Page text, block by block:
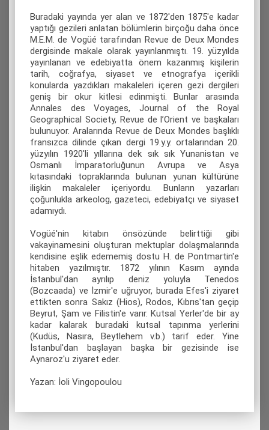
Buradaki yayında yer alan ve 1872'den 1875'e kadar
yaptığı gezileri anlatan bölümlerin birçoğu daha önce
M.E.M. de Vogüé tarafından Revue de Deux Mondes
dergisinde makale olarak yayınlanmıştı. 19. yüzyılda
yayınlanan ve edebiyatta önem kazanmış kişilerin
tarih, coğrafya, siyaset ve etnografya içerikli
konularda yazdıkları makaleleri içeren gezi dergileri
geniş bir okur kitlesi edinmişti. Bunlar arasında
Annales des Voyages, Journal of the Royal
Geographical Society, Revue de l’Orient ve başkaları
bulunuyor. Aralarında Revue de Deux Mondes başlıklı
fransızca dilinde çıkan dergi 19.y.y. ortalarından 20.
yüzyılın 1920'li yıllarına dek sık sık Yunanistan ve
Osmanlı İmparatorluğunun Avrupa ve Asya
kıtasındaki topraklarında bulunan yunan kültürüne
ilişkin makaleler içeriyordu. Bunların yazarları
çoğunlukla arkeolog, gazeteci, edebiyatçı ve siyaset
adamıydı.
Vogüé'nin kitabın önsözünde belirttiği gibi
vakayinamesini oluşturan mektuplar dolaşmalarında
kendisine eşlik edememiş dostu Η. de Pontmartin'e
hitaben yazılmıştır. 1872 yılının Kasım ayında
İstanbul'dan ayrılıp deniz yoluyla Tenedos
(Bozcaada) ve İzmir'e uğruyor, burada Efes'i ziyaret
ettikten sonra Sakız (Hios), Rodos, Kıbrıs'tan geçip
Beyrut, Şam ve Filistin'e varır. Kutsal Yerler'de bir ay
kadar kalarak buradaki kutsal tapınma yerlerini
(Kudüs, Nasıra, Beytlehem v.b.) tarif eder. Yine
İstanbul'dan başlayan başka bir gezisinde ise
Aynaroz'u ziyaret eder.
Yazan: İoli Vingopoulou